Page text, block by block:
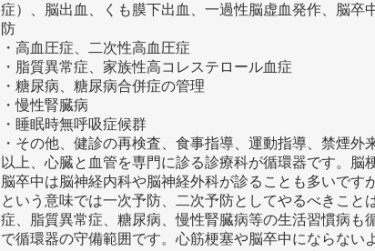
症）、脳出血、くも膜下出血、一過性脳虚血発作、脳卒
防
・高血圧症、二次性高血圧症
・脂質異常症、家族性高コレステロール血症
・糖尿病、糖尿病合併症の管理
・慢性腎臓病
・睡眠時無呼吸症候群
・その他、健診の再検査、食事指導、運動指導、禁煙外
以上、心臓と血管を専門に診る診療科が循環器です。脳
脳卒中は脳神経内科や脳神経外科が診ることも多いです
という意味では一次予防、二次予防としてやるべきこと
症、脂質異常症、糖尿病、慢性腎臓病等の生活習慣病も
で循環器の守備範囲です。心筋梗塞や脳卒中にならない